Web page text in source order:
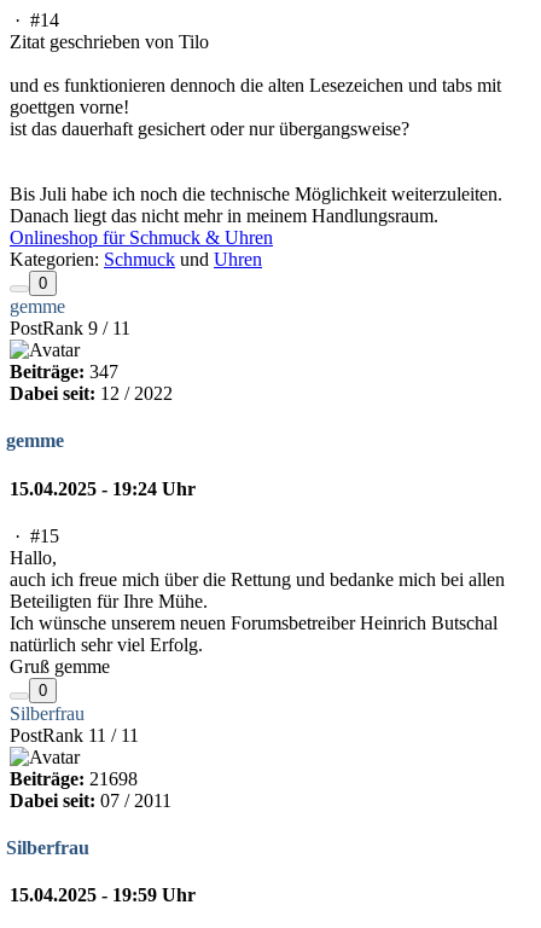
· #14
Zitat geschrieben von Tilo
und es funktionieren dennoch die alten Lesezeichen und tabs mit
goettgen vorne!
ist das dauerhaft gesichert oder nur übergangsweise?
Bis Juli habe ich noch die technische Möglichkeit weiterzuleiten.
Danach liegt das nicht mehr in meinem Handlungsraum.
Onlineshop für Schmuck & Uhren
Kategorien: Schmuck und Uhren
0
gemme
PostRank 9 / 11
Beiträge: 347
Dabei seit: 12 / 2022
gemme
15.04.2025 - 19:24 Uhr
· #15
Hallo,
auch ich freue mich über die Rettung und bedanke mich bei allen
Beteiligten für Ihre Mühe.
Ich wünsche unserem neuen Forumsbetreiber Heinrich Butschal
natürlich sehr viel Erfolg.
Gruß gemme
0
Silberfrau
PostRank 11 / 11
Beiträge: 21698
Dabei seit: 07 / 2011
Silberfrau
15.04.2025 - 19:59 Uhr